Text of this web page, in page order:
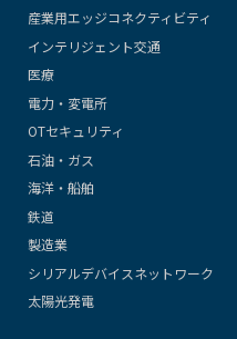
産業用エッジコネクティビティ
インテリジェント交通
医療
電力・変電所
OTセキュリティ
石油・ガス
海洋・船舶
鉄道
製造業
シリアルデバイスネットワーク
太陽光発電